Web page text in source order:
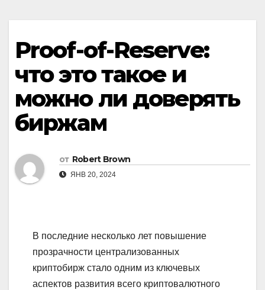
Proof-of-Reserve:
что это такое и
можно ли доверять
биржам
от Robert Brown
ЯНВ 20, 2024
В последние несколько лет повышение
прозрачности централизованных
криптобирж стало одним из ключевых
аспектов развития всего криптовалютного